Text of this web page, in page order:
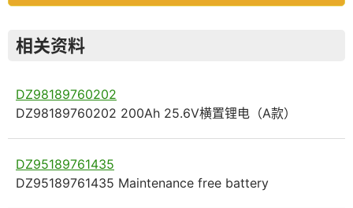
相关资料
DZ98189760202
DZ98189760202 200Ah 25.6V横置锂电（A款）
DZ95189761435
DZ95189761435 Maintenance free battery